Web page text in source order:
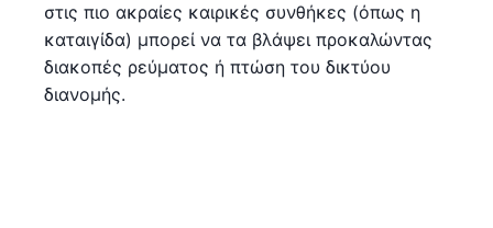
στις πιο ακραίες καιρικές συνθήκες (όπως η
καταιγίδα) μπορεί να τα βλάψει προκαλώντας
διακοπές ρεύματος ή πτώση του δικτύου
διανομής.